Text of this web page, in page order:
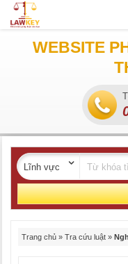
WEBSITE
Trang chủ » Tra cứu luật »